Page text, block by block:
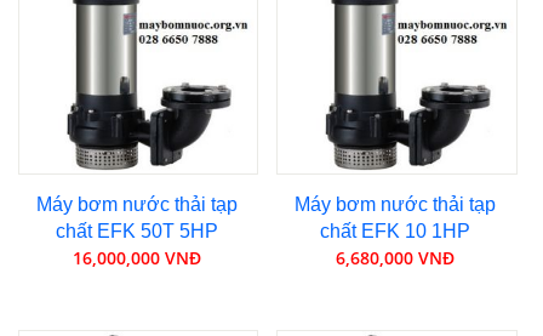
Máy bơm nước thải tạp
chất EFK 50T 5HP
16,000,000 VNĐ
Máy bơm nước thải tạp
chất EFK 10 1HP
6,680,000 VNĐ